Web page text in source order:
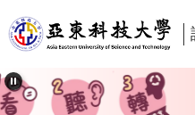
到
主
內
容